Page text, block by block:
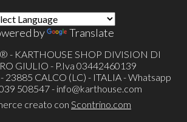
by Translate
- KARTHOUSE SHOP DIVISION DI
GIULIO - P.Iva 03442460139
- 23885 CALCO (LC) - ITALIA - Whatsapp
508547 - info@karthouse.com
creato con Scontrino.com